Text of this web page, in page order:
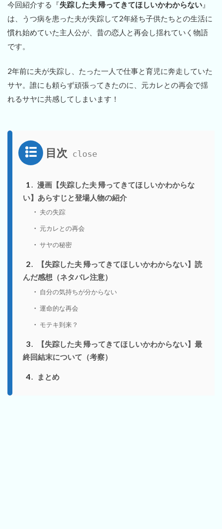
今回紹介する『失踪した夫 帰ってきてほしいかわからない 』
は、うつ病を患った夫が失踪して2年経ち子供たちとの生活に
慣れ始めていた主人公が、昔の恋人と再会し揺れていく物語
です。
2年前に夫が失踪し、たった一人で仕事と育児に奔走していた
サヤ。誰にも頼らず頑張ってきたのに、元カレとの再会で揺
れるサヤに共感してしまいます！
目次
1
漫画【失踪した夫 帰ってきてほしいかわからな
い】あらすじと登場人物の紹介
夫の失踪
元カレとの再会
サヤの秘密
2
【失踪した夫 帰ってきてほしいかわからない】読
んだ感想（ネタバレ注意）
自分の気持ちが分からない
運命的な再会
モテキ到来？
3
【失踪した夫 帰ってきてほしいかわからない】最
終回結末について（考察）
4 まとめ